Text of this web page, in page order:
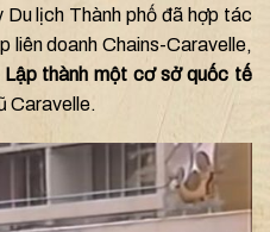
lịch Thành phố đã hợp tác
liên doanh Chains-Caravelle,
thành một cơ sở quốc tế
Caravelle.